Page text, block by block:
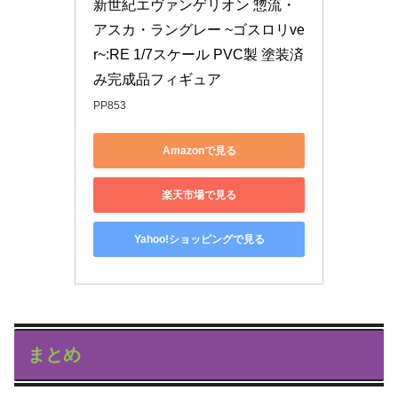
新世紀エヴァンゲリオン 惣流・
アスカ・ラングレー ~ゴスロリve
r~:RE 1/7スケール PVC製 塗装済
み完成品フィギュア
PP853
Amazonで見る
楽天市場で見る
Yahoo!ショッピングで見る
まとめ